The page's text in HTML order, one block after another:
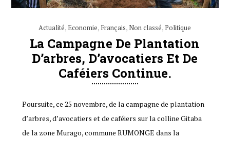
Actualité,Economie, Français,Non classé,Politique
La Campagne De Plantation
D’arbres, D’avocatiers Et De
Caféiers Continue.
Poursuite, ce 25 novembre, de la campagne de plantation
d’arbres, d’avocatiers et de caféiers sur la colline Gitaba
de la zone Murago, commune RUMONGE dans la